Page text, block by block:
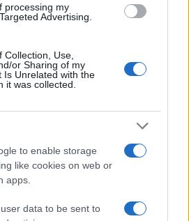
processing my
Advertising.
Use,
or Sharing of my
Is Unrelated with the
it was collected.
to enable storage
like cookies on web or
apps.
data to be sent to
με επιστημονική
χειρότερος μήνας
από το 2022 στον
Ουκρανίας